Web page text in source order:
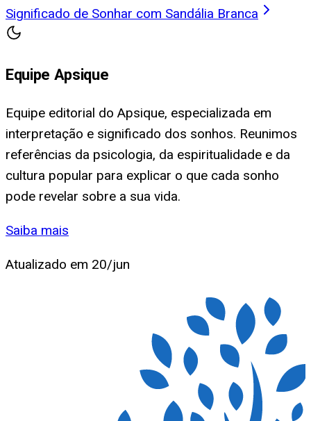
Significado de Sonhar com Sandália Branca
Equipe Apsique
Equipe editorial do Apsique, especializada em
interpretação e significado dos sonhos. Reunimos
referências da psicologia, da espiritualidade e da
cultura popular para explicar o que cada sonho
pode revelar sobre a sua vida.
Saiba mais
Atualizado em 20/jun